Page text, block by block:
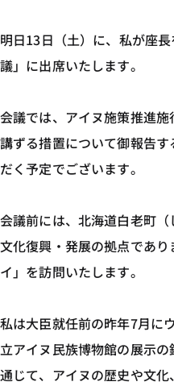
明日13日（土）に、私が座
議」に出席いたします。
会議では、アイヌ施策推進
講ずる措置について御報告
だく予定でございます。
会議前には、北海道白老町
文化復興・発展の拠点であ
イ」を訪問いたします。
私は大臣就任前の昨年7月に
立アイヌ民族博物館の展示
通じて、アイヌの歴史や文